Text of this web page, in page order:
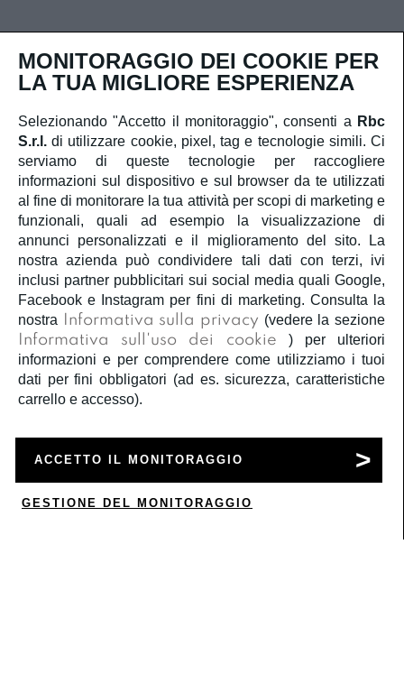
Contatti rapidi
Iscriviti alla newsletter
Ho letto e capisco la privacy policy e la cookie policy
e acconsento al trattamento dei miei dati personali.
Iscriviti
SERVIZIO CLIENTI
ACCOUNT
CORPORATE
MONITORAGGIO DEI COOKIE PER
LA TUA MIGLIORE ESPERIENZA
Selezionando "Accetto il monitoraggio", consenti a Rbc
S.r.l. di utilizzare cookie, pixel, tag e tecnologie simili. Ci
serviamo di queste tecnologie per raccogliere
informazioni sul dispositivo e sul browser da te utilizzati
al fine di monitorare la tua attività per scopi di marketing e
funzionali, quali ad esempio la visualizzazione di
annunci personalizzati e il miglioramento del sito. La
nostra azienda può condividere tali dati con terzi, ivi
inclusi partner pubblicitari sui social media quali Google,
Facebook e Instagram per fini di marketing. Consulta la
nostra
Informativa sulla privacy (vedere la sezione
Informativa sull'uso dei cookie
) per ulteriori
informazioni e per comprendere come utilizziamo i tuoi
dati per fini obbligatori (ad es. sicurezza, caratteristiche
carrello e accesso).
ACCETTO IL MONITORAGGIO
GESTIONE DEL MONITORAGGIO